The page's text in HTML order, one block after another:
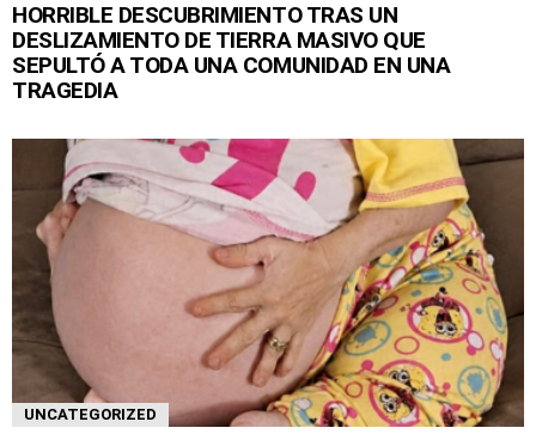
HORRIBLE DESCUBRIMIENTO TRAS UN
DESLIZAMIENTO DE TIERRA MASIVO QUE
SEPULTÓ A TODA UNA COMUNIDAD EN UNA
TRAGEDIA
UNCATEGORIZED